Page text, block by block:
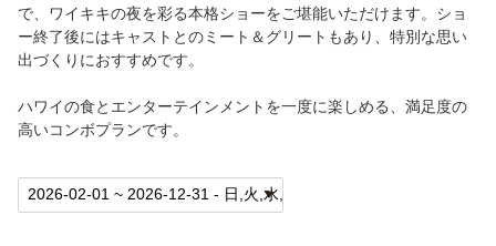
アクセス
私たちについて
バーチャルツアー
で、ワイキキの夜を彩る本格ショーをご堪能いただけます。ショ
ー終了後にはキャストとのミート＆グリートもあり、特別な思い
出づくりにおすすめです。
ハワイの食とエンターテインメントを一度に楽しめる、満足度の
高いコンボプランです。